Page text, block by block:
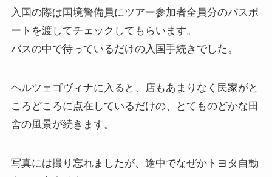
入国の際は国境警備員にツアー参加者全員分のパスポ
ートを渡してチェックしてもらいます。
バスの中で待っているだけの入国手続きでした。
ヘルツェゴヴィナに入ると、店もあまりなく民家がと
ころどころに点在しているだけの、とてものどかな田
舎の風景が続きます。
写真には撮り忘れましたが、途中でなぜかトヨタ自動